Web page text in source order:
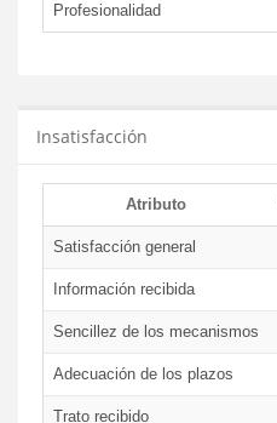
Profesionalidad
Insatisfacción
Atributo
Satisfacción general
Información recibida
Sencillez de los mecanismos
Adecuación de los plazos
Trato recibido